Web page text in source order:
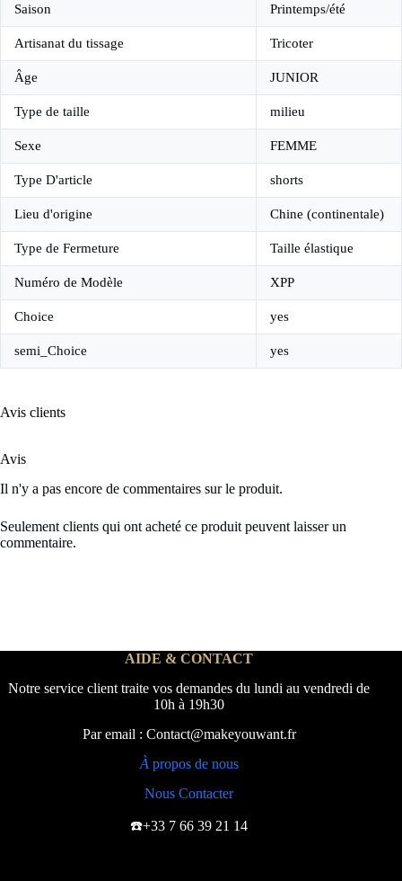
Saison Printemps/été
Artisanat du tissage Tricoter
Âge JUNIOR
Type de taille milieu
Sexe FEMME
Type D'article shorts
Lieu d'origine Chine (continentale)
Type de Fermeture Taille élastique
Numéro de Modèle XPP
Choice yes
semi_Choice yes
Avis clients
Avis
Il n'y a pas encore de commentaires sur le produit.
Seulement clients qui ont acheté ce produit peuvent laisser un
commentaire.
AIDE & CONTACT
Notre service client traite vos demandes du lundi au vendredi de
10h à 19h30
Par email : Contact@makeyouwant.fr
À propos de nous
Nous Contacter
☎️+33 7 66 39 21 14